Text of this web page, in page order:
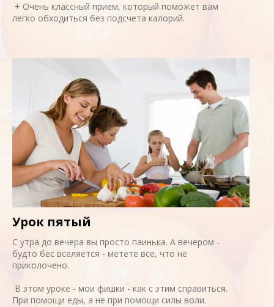
+ Очень классный прием, который поможет вам
легко обходиться без подсчета калорий.
Урок пятый
С утра до вечера вы просто паинька. А вечером -
будто бес вселяется - метете все, что не
приколочено.
В этом уроке - мои фишки - как с этим справиться.
При помощи еды, а не при помощи силы воли.